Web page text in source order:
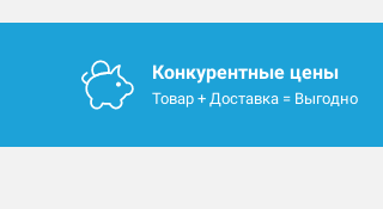
Конкурентные цены
Товар + Доставка = Выгодно